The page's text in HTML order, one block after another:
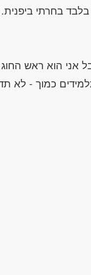
בחרתי
הוא ראש החוג